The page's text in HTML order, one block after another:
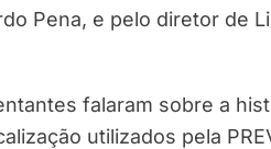
Pena, e pelo diretor de
falaram sobre a
utilizados pela